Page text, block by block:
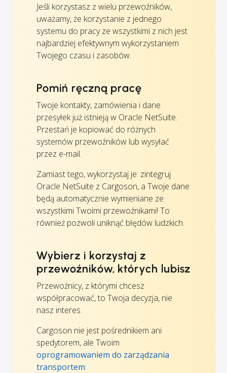
Jeśli korzystasz z wielu przewoźników,
uważamy, że korzystanie z jednego
systemu do pracy ze wszystkimi z nich jest
najbardziej efektywnym wykorzystaniem
Twojego czasu i zasobów.
Pomiń ręczną pracę
Twoje kontakty, zamówienia i dane
przesyłek już istnieją w Oracle NetSuite.
Przestań je kopiować do różnych
systemów przewoźników lub wysyłać
przez e-mail.
Zamiast tego, wykorzystaj je: zintegruj
Oracle NetSuite z Cargoson, a Twoje dane
będą automatycznie wymieniane ze
wszystkimi Twoimi przewoźnikami! To
również pozwoli uniknąć błędów ludzkich.
Wybierz i korzystaj z
przewoźników, których lubisz
Przewoźnicy, z którymi chcesz
współpracować, to Twoja decyzja, nie
nasz interes.
Cargoson nie jest pośrednikiem ani
spedytorem, ale Twoim
oprogramowaniem do zarządzania
transportem.